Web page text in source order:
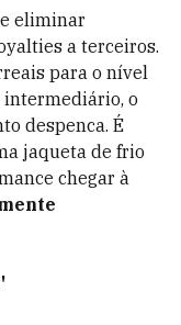
eliminar
a terceiros.
para o nível
intermediário, o
despenca. É
jaqueta de frio
chegar à